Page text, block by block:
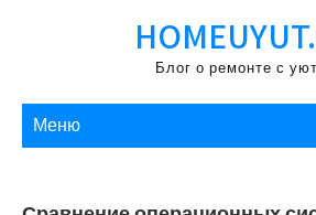
Блог о ремонте с
Меню